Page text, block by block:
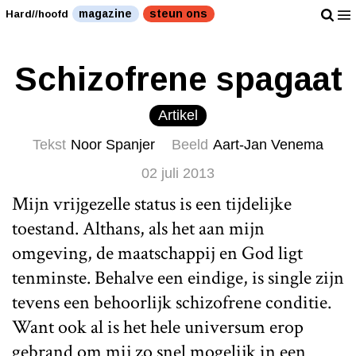
Hard//hoofd magazine steun ons
Schizofrene spagaat
Artikel
Tekst Noor Spanjer Beeld Aart-Jan Venema
02 juli 2013
Mijn vrijgezelle status is een tijdelijke
toestand. Althans, als het aan mijn
omgeving, de maatschappij en God ligt
tenminste. Behalve een eindige, is single zijn
tevens een behoorlijk schizofrene conditie.
Want ook al is het hele universum erop